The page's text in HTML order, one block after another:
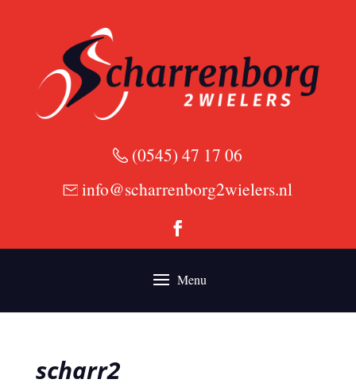
(0545) 47 17 06
info@scharrenborg2wielers.nl
scharr2